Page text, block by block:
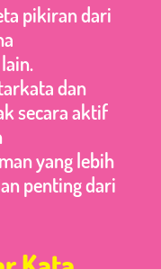
pikiran dari
dan
secara aktif
yang lebih
penting dari